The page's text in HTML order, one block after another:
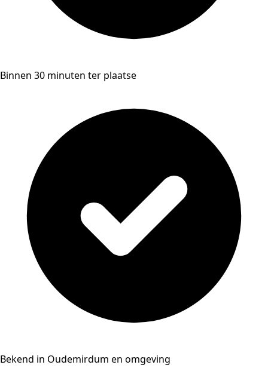
Binnen 30 minuten ter plaatse
Bekend in Oudemirdum en omgeving